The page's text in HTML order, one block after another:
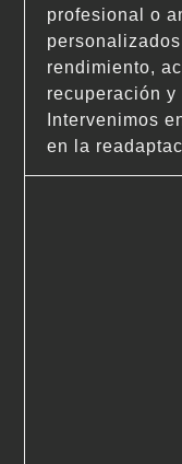
profesional o
rendimiento,
recuperación
Intervenimos
en la